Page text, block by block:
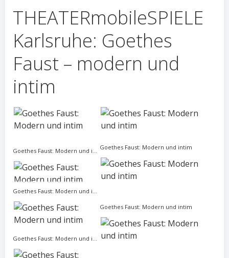
THEATERmobileSPIELE
Karlsruhe: Goethes
Faust – modern und
intim
Goethes Faust: Modern und intim
Goethes Faust: Modern und intim
Goethes Faust: Modern und intim
Goethes Faust: Modern und intim
Goethes Faust: Modern und intim